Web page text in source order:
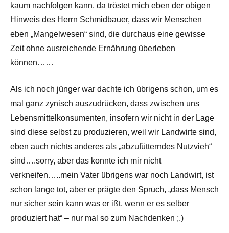
kaum nachfolgen kann, da tröstet mich eben der obigen
Hinweis des Herrn Schmidbauer, dass wir Menschen
eben „Mangelwesen“ sind, die durchaus eine gewisse
Zeit ohne ausreichende Ernährung überleben
können……
Als ich noch jünger war dachte ich übrigens schon, um es
mal ganz zynisch auszudrücken, dass zwischen uns
Lebensmittelkonsumenten, insofern wir nicht in der Lage
sind diese selbst zu produzieren, weil wir Landwirte sind,
eben auch nichts anderes als „abzufütterndes Nutzvieh“
sind….sorry, aber das konnte ich mir nicht
verkneifen…..mein Vater übrigens war noch Landwirt, ist
schon lange tot, aber er prägte den Spruch, „dass Mensch
nur sicher sein kann was er ißt, wenn er es selber
produziert hat“ – nur mal so zum Nachdenken ;.)